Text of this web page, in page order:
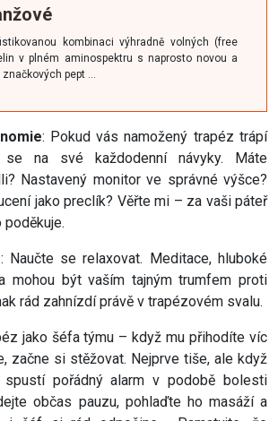
kombinaci výhradně volných (free
v plném aminospektru s naprosto novou a
pept …
: Pokud vás namožený trapéz trápí
se na své každodenní návyky. Máte
Nastavený monitor ve správné výšce?
jako preclík? Věřte mi – za vaši páteř
: Naučte se relaxovat. Meditace, hluboké
mohou být vaším tajným trumfem proti
rád zahnízdí právě v trapézovém svalu.
jako šéfa týmu – když mu přihodíte víc
začne si stěžovat. Nejprve tiše, ale když
pořádný alarm v podobě bolesti
občas pauzu, pohlaďte ho masáží a